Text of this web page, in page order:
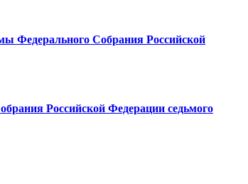
Федерального Собрания Российской
Российской Федерации седьмого